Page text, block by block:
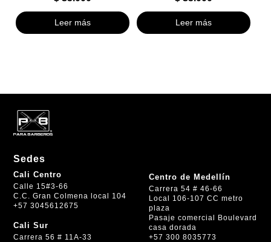
Leer más Leer más
Sedes
Cali Centro
Calle 15#3-66
C.C. Gran Colmena local 104
+57 3045612675
Cali Sur
Carrera 56 # 11A-33
Centro de Medellín
Carrera 54 # 46-66
Local 106-107 CC metro
plaza
Pasaje comercial Boulevard
casa dorada
+57 300 8035773